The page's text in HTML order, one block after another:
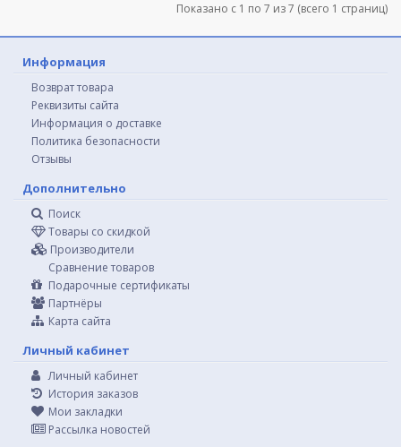
Показано с 1 по 7 из 7 (всего 1 страниц)
Информация
Возврат товара
Реквизиты сайта
Информация о доставке
Политика безопасности
Отзывы
Дополнительно
Поиск
Товары со скидкой
Производители
Сравнение товаров
Подарочные сертификаты
Партнёры
Карта сайта
Личный кабинет
Личный кабинет
История заказов
Мои закладки
Рассылка новостей